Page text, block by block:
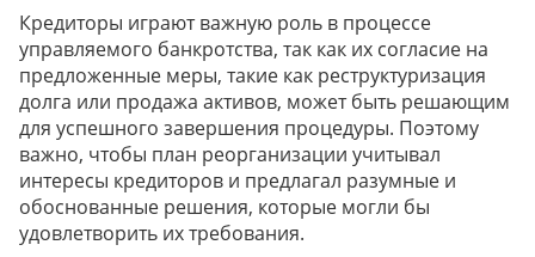
Кредиторы играют важную роль в процессе
управляемого банкротства, так как их согласие на
предложенные меры, такие как реструктуризация
долга или продажа активов, может быть решающим
для успешного завершения процедуры. Поэтому
важно, чтобы план реорганизации учитывал
интересы кредиторов и предлагал разумные и
обоснованные решения, которые могли бы
удовлетворить их требования.